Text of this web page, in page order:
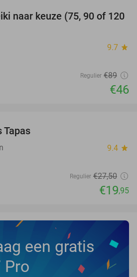
48%
naar keuze (75, 90 of 120
9.7 star
Regulier €89
€46
Tapas
9.4 star
Regulier €27,50
€19,95
een gratis
Pro